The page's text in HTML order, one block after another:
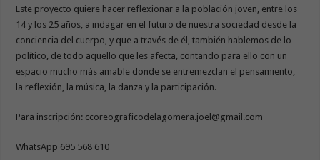
Este proyecto quiere hacer reflexionar a la población joven, entre los
14 y los 25 años, a indagar en el futuro de nuestra sociedad desde la
conciencia del cuerpo, y que a través de él, también hablemos de lo
político, de todo aquello que les afecta, contando para ello con un
espacio mucho más amable donde se entremezclan el pensamiento,
la reflexión, la música, la danza y la participación.
Para inscripción: ccoreograficodelagomera.joel@gmail.com
WhatsApp 695 568 610